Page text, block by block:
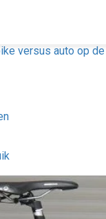
versus auto op de